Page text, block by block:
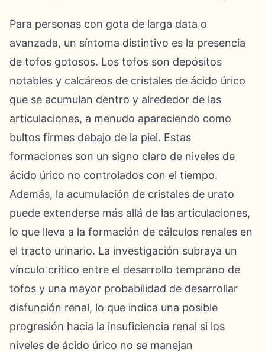
Para personas con gota de larga data o
avanzada, un síntoma distintivo es la presencia
de tofos gotosos. Los tofos son depósitos
notables y calcáreos de cristales de ácido úrico
que se acumulan dentro y alrededor de las
articulaciones, a menudo apareciendo como
bultos firmes debajo de la piel. Estas
formaciones son un signo claro de niveles de
ácido úrico no controlados con el tiempo.
Además, la acumulación de cristales de urato
puede extenderse más allá de las articulaciones,
lo que lleva a la formación de cálculos renales en
el tracto urinario. La investigación subraya un
vínculo crítico entre el desarrollo temprano de
tofos y una mayor probabilidad de desarrollar
disfunción renal, lo que indica una posible
progresión hacia la insuficiencia renal si los
niveles de ácido úrico no se manejan